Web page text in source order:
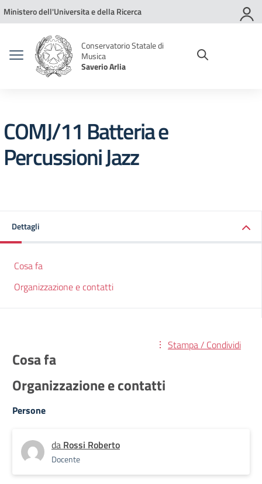
Vai ai contenuti
Vai al menu di navigazione
Vai al footer
Ministero dell'Universita e della Ricerca
Conservatorio Statale di
Musica
Saverio Arlia
COMJ/11 Batteria e
Percussioni Jazz
Dettagli
Cosa fa
Organizzazione e contatti
Stampa / Condividi
Cosa fa
Organizzazione e contatti
Persone
da Rossi Roberto
Docente